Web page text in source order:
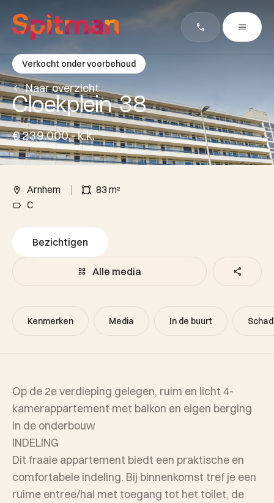
Naar overzicht
Verkocht onder voorbehoud
Cloekplein 38
€ 239.000,- k.k.
Arnhem
83 m²
C
Bezichtigen
Alle media
Kenmerken Media In de buurt
Op de 2e verdieping gelegen, ruim en licht 4-
kamerappartement met balkon en eigen berging
in de onderbouw
INDELING
Dit fraaie appartement biedt een praktische en
comfortabele indeling. Bij binnenkomst tref je een
ruime entree/hal met toegang tot het toilet, de